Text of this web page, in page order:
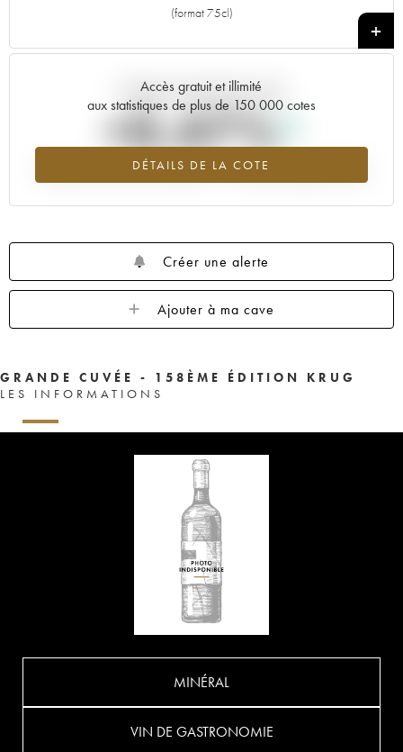
(format 75cl)
+
Accès gratuit et illimité
aux statistiques de plus de 150 000 cotes
DÉTAILS DE LA COTE
Tendance actuelle de la cote
+0.47%
Tendance à la hausse du millésime ---- en 2026 par rapport à 2025
Créer une alerte
Ajouter à ma cave
GRANDE CUVÉE - 158ÈME ÉDITION KRUG
LES INFORMATIONS
MINÉRAL
VIN DE GASTRONOMIE